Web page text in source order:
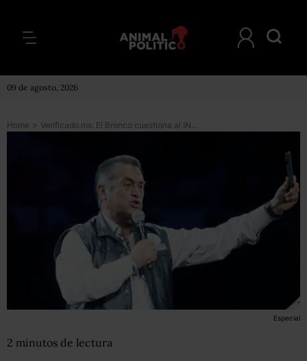
09 de agosto, 2026
Home > Verificado.mx: El Bronco cuestiona al INE por cómo validó las firmas de independientes, pero se equivoca en números y en el método
Especial
2 minutos de lectura